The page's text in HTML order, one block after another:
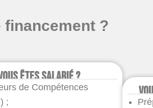
financement ?
êtes salarié ?
de Compétences
;